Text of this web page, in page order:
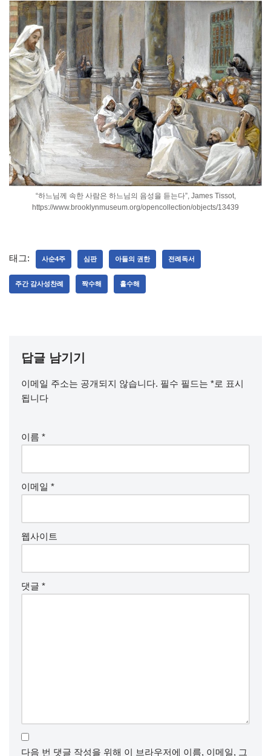
“하느님께 속한 사람은 하느님의 음성을 듣는다”, James Tissot,
https://www.brooklynmuseum.org/opencollection/objects/13439
태그: 사순4주 심판 아들의 권한 전례독서
주간 감사성찬례 짝수해 홀수해
답글 남기기
이메일 주소는 공개되지 않습니다. 필수 필드는 *로 표시
됩니다
이름 *
이메일 *
웹사이트
댓글 *
다음 번 댓글 작성을 위해 이 브라우저에 이름, 이메일, 그